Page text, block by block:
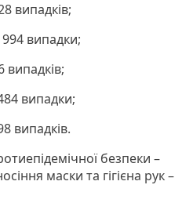
випадків;
випадки;
випадків;
випадки;
випадків.
безпеки –
маски та гігієна рук –